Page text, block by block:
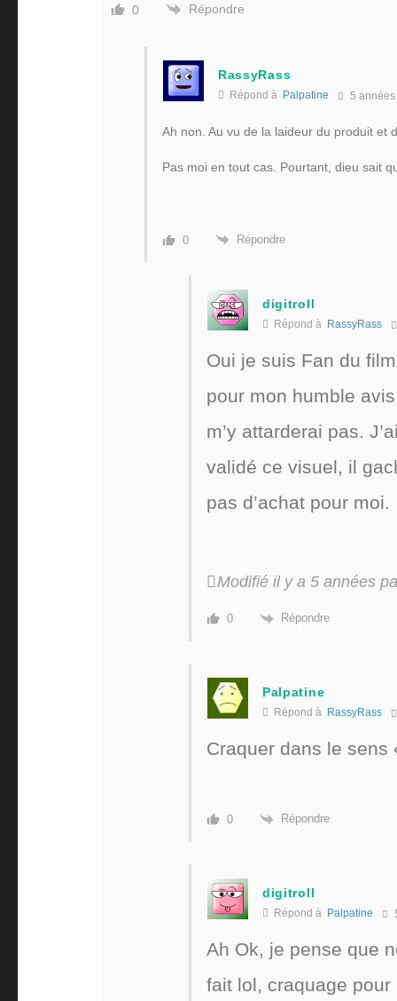
0 Répondre
RassyRass
Répond à Palpatine 5 années
Ah non. Au vu de la laideur du produit et
Pas moi en tout cas. Pourtant, dieu sait
0 Répondre
digitroll
Répond à RassyRass
Oui je suis Fan du
pour mon humble
m’y attarderai pas.
validé ce visuel, il
pas d’achat pour moi.
Modifié il y a 5 années
0 Répondre
Palpatine
Répond à RassyRass
Craquer dans le sens
0 Répondre
digitroll
Répond à Palpatine
Ah Ok, je pense que
fait lol, craquage